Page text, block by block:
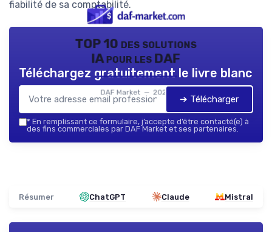
fiabilité de sa comptabilité.
TOP 10 des solutions
IA pour les DAF
DAF Market — 2026
Téléchargez gratuitement le livre blanc
➔ Télécharger
* En remplissant ce formulaire, j’accepte d’être contacté(e) à
des fins commerciales par DAF Market et ses partenaires.
Résumer ChatGPT Claude Mistral